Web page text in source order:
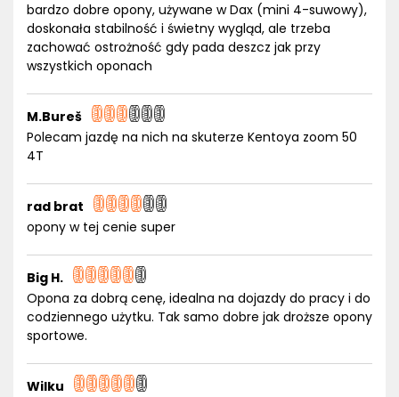
bardzo dobre opony, używane w Dax (mini 4-suwowy),
doskonała stabilność i świetny wygląd, ale trzeba
zachować ostrożność gdy pada deszcz jak przy
wszystkich oponach
M.Bureš
Polecam jazdę na nich na skuterze Kentoya zoom 50
4T
rad brat
opony w tej cenie super
Big H.
Opona za dobrą cenę, idealna na dojazdy do pracy i do
codziennego użytku. Tak samo dobre jak droższe opony
sportowe.
Wilku